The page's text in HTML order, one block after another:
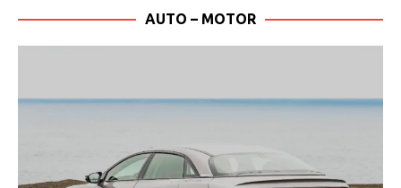
AUTO – MOTOR